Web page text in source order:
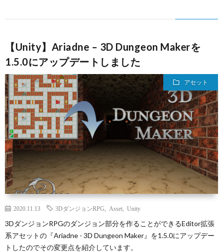
【Unity】Ariadne – 3D Dungeon Makerを
1.5.0にアップデートしました
アセット
2020.11.13 3DダンジョンRPG Asset Unity
3DダンジョンRPGのダンジョン部分を作ることができるEditor拡張
系アセットの『Ariadne - 3D Dungeon Maker』を1.5.0にアップデー
トしたのでその変更点を紹介しています。